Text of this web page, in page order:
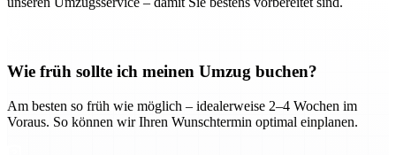
Wie früh sollte ich meinen Umzug buchen?
Am besten so früh wie möglich – idealerweise 2–4 Wochen im
Voraus. So können wir Ihren Wunschtermin optimal einplanen.